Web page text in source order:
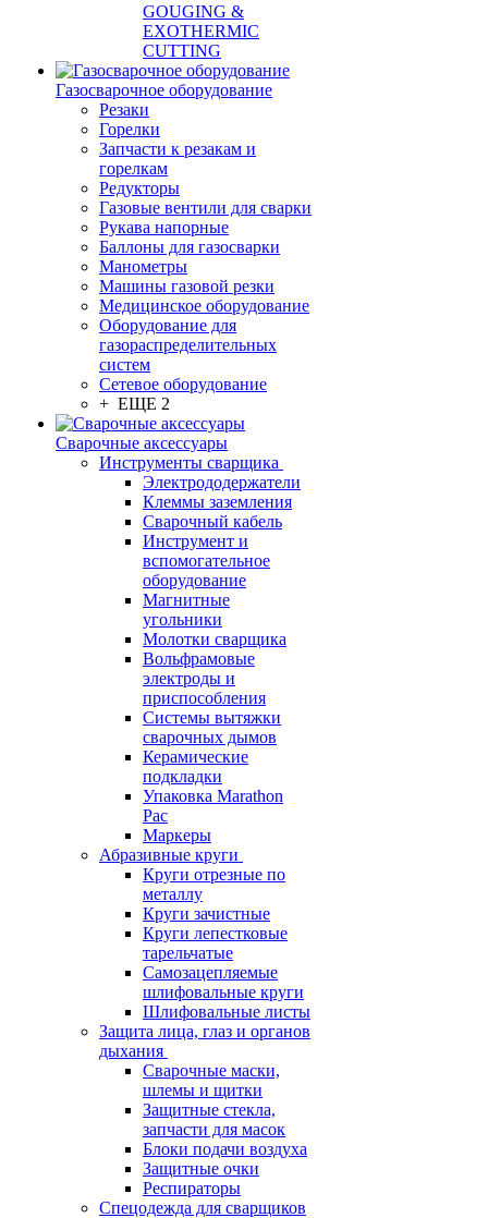
GOUGING &
EXOTHERMIC
CUTTING
Газосварочное оборудование
Резаки
Горелки
Запчасти к резакам и
горелкам
Редукторы
Газовые вентили для сварки
Рукава напорные
Баллоны для газосварки
Манометры
Машины газовой резки
Медицинское оборудование
Оборудование для
газораспределительных
систем
Сетевое оборудование
+ ЕЩЕ 2
Сварочные аксессуары
Инструменты сварщика
Электрододержатели
Клеммы заземления
Сварочный кабель
Инструмент и
вспомогательное
оборудование
Магнитные
угольники
Молотки сварщика
Вольфрамовые
электроды и
приспособления
Системы вытяжки
сварочных дымов
Керамические
подкладки
Упаковка Marathon
Pac
Маркеры
Абразивные круги
Круги отрезные по
металлу
Круги зачистные
Круги лепестковые
тарельчатые
Самозацепляемые
шлифовальные круги
Шлифовальные листы
Защита лица, глаз и органов
дыхания
Сварочные маски,
шлемы и щитки
Защитные стекла,
запчасти для масок
Блоки подачи воздуха
Защитные очки
Респираторы
Спецодежда для сварщиков